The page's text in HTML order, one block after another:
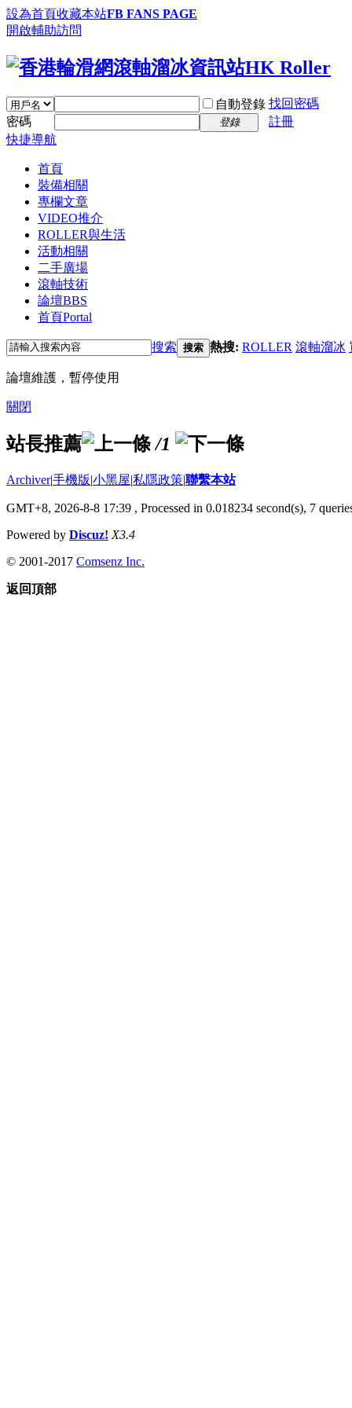
設為首頁收藏本站FB FANS PAGE
開啟輔助訪問
自動登錄 找回密碼
密碼
登錄
註冊
快捷導航
首頁
裝備相關
專欄文章
VIDEO推介
ROLLER與生活
活動相關
二手廣場
滾軸技術
論壇BBS
首頁Portal
搜索 搜索 熱搜: ROLLER 滾軸溜冰
論壇維護，暫停使用
關閉
站長推薦 /1
Archiver|手機版|小黑屋|私隱政策|聯繫本站
GMT+8, 2026-8-8 17:39 , Processed in 0.018234 second(s), 7
Powered by Discuz! X3.4
© 2001-2017 Comsenz Inc.
返回頂部